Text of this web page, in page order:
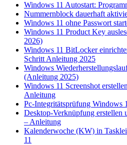
Windows 11 Autostart:
Nummernblock dauerhaft
Windows 11 ohne Passwort
Windows 11 Product Key
2026)
Windows 11 BitLocker
Schritt Anleitung 2025
Windows
(Anleitung 2025)
Windows 11 Screenshot
Anleitung
Pc-Integritätsprüfung Windows
Desktop-Verknüpfung erstellen
– Anleitung
Kalenderwoche (KW) in
11